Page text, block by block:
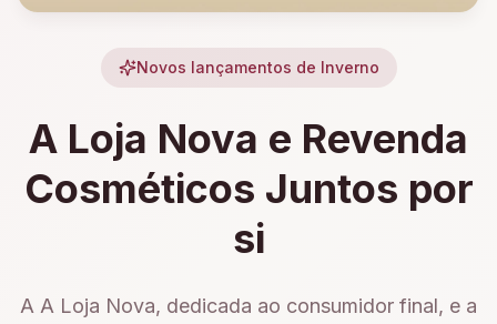
Novos lançamentos de Inverno
A Loja Nova e Revenda
Cosméticos Juntos por
si
A A Loja Nova, dedicada ao consumidor final, e a